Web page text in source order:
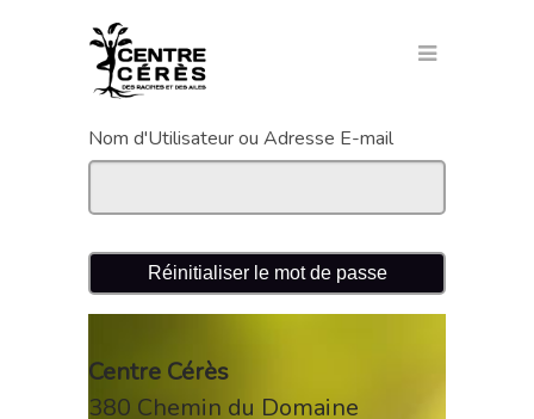
Nom d'Utilisateur ou Adresse E-mail
Centre Cérès
380 Chemin du Domaine